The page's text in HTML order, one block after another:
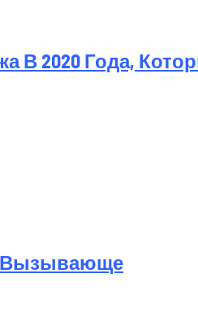
В 2020 Года,
Вызывающе